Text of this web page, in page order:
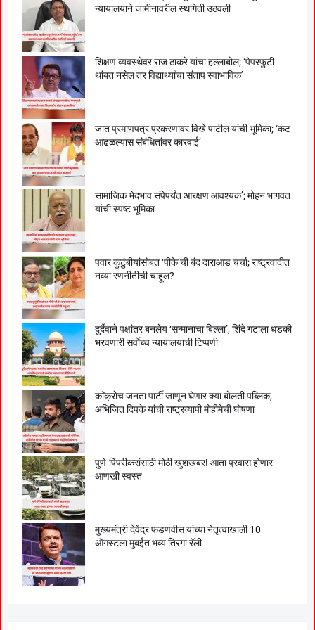
न्यायालयाने जामीनावरील स्थगिती उठवली
शिक्षण व्यवस्थेवर राज ठाकरे यांचा हल्लाबोल; ‘पेपरफुटी
थांबत नसेल तर विद्यार्थ्यांचा संताप स्वाभाविक’
जात प्रमाणपत्र प्रकरणावर विखे पाटील यांची भूमिका; ‘कट
आढळल्यास संबंधितांवर कारवाई’
सामाजिक भेदभाव संपेपर्यंत आरक्षण आवश्यक’; मोहन भागवत
यांची स्पष्ट भूमिका
पवार कुटुंबीयांसोबत ‘पीके’ची बंद दाराआड चर्चा; राष्ट्रवादीत
नव्या रणनीतीची चाहूल?
दुर्दैवाने पक्षांतर बनलेय ‘सन्मानाचा बिल्ला’, शिंदे गटाला धडकी
भरवणारी सर्वाेच्च न्यायालयाची टिप्पणी
काॅक्राेच जनता पार्टी जाणून घेणार क्या बाेलती पब्लिक,
अभिजित दिपके यांची राष्ट्रव्यापी माेहीमेची घाेषणा
पुणे-पिंपरीकरांसाठी मोठी खुशखबर! आता प्रवास होणार
आणखी स्वस्त
मुख्यमंत्री देवेंद्र फडणवीस यांच्या नेतृत्वाखाली 10
ऑगस्टला मुंबईत भव्य तिरंगा रॅली